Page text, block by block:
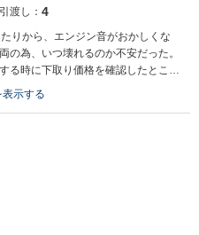
渡し： 4
りから、エンジン音がおかしくな
の為、いつ壊れるのか不安だった。
る時に下取り価格を確認したところ
示する